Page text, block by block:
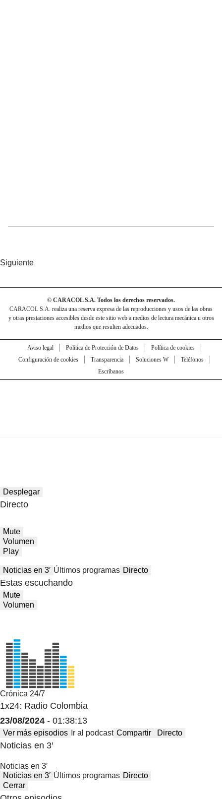
Siguiente
© CARACOL S.A. Todos los derechos reservados.
CARACOL S.A. realiza una reserva expresa de las reproducciones y usos de las obras
y otras prestaciones accesibles desde este sitio web a medios de lectura mecánica u otros
medios que resulten adecuados.
Aviso legal Política de Protección de Datos
Política de cookies
Configuración de cookies
Transparencia Soluciones W
Teléfonos
Escríbanos
Desplegar
Directo
Mute
Volumen
Play
Noticias en 3′ Últimos programas Directo
Estas escuchando
Mute
Volumen
Crónica 24/7
1x24: Radio Colombia
23/08/2024 - 01:38:13
Ver más episodios Ir al podcast Compartir Directo
Noticias en 3′
Noticias en 3′
Noticias en 3′ Últimos programas Directo
Cerrar